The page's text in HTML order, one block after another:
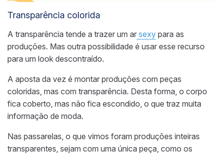
Transparência colorida
A transparência tende a trazer um ar sexy para as
produções. Mas outra possibilidade é usar esse recurso
para um look descontraído.
A aposta da vez é montar produções com peças
coloridas, mas com transparência. Desta forma, o corpo
fica coberto, mas não fica escondido, o que traz muita
informação de moda.
Nas passarelas, o que vimos foram produções inteiras
transparentes, sejam com uma única peça, como os